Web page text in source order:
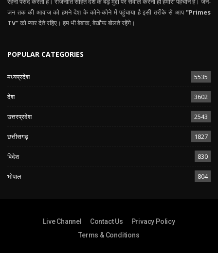
जन तक की आवाज को हमने देश के कोने-कोने में पहुंचाया है इसी तरीके से आप "Primes
TV"को प्यार देते रहिए। हम भी बेबाक, बेखौफ बोलते रहेंगे।
POPULAR CATEGORIES
मध्यप्रदेश 5535
देश 3602
उत्तरप्रदेश 2543
छत्तीसगढ़ 1827
विदेश 830
भोपाल 804
Live Channel Contact Us
Privacy Policy
Terms & Conditions